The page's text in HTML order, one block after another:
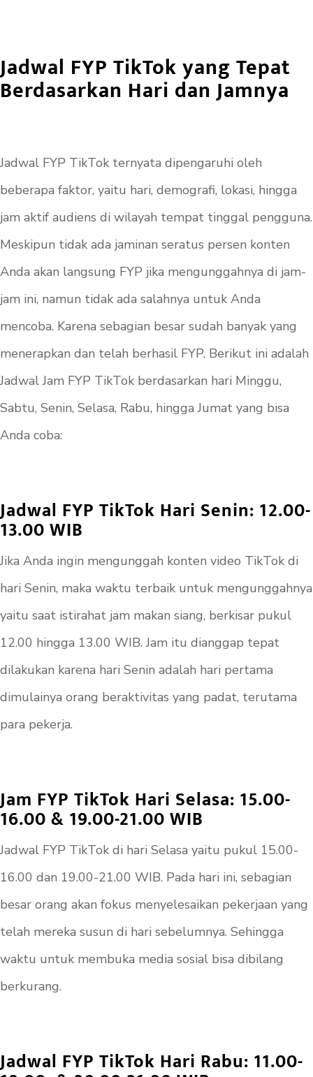
Jadwal FYP TikTok yang Tepat
Berdasarkan Hari dan Jamnya
Jadwal FYP TikTok ternyata dipengaruhi oleh
beberapa faktor, yaitu hari, demografi, lokasi, hingga
jam aktif audiens di wilayah tempat tinggal pengguna.
Meskipun tidak ada jaminan seratus persen konten
Anda akan langsung FYP jika mengunggahnya di jam-
jam ini, namun tidak ada salahnya untuk Anda
mencoba. Karena sebagian besar sudah banyak yang
menerapkan dan telah berhasil FYP. Berikut ini adalah
Jadwal Jam FYP TikTok berdasarkan hari Minggu,
Sabtu, Senin, Selasa, Rabu, hingga Jumat yang bisa
Anda coba:
Jadwal FYP TikTok Hari Senin: 12.00-
13.00 WIB
Jika Anda ingin mengunggah konten video TikTok di
hari Senin, maka waktu terbaik untuk mengunggahnya
yaitu saat istirahat jam makan siang, berkisar pukul
12.00 hingga 13.00 WIB. Jam itu dianggap tepat
dilakukan karena hari Senin adalah hari pertama
dimulainya orang beraktivitas yang padat, terutama
para pekerja.
Jam FYP TikTok Hari Selasa: 15.00-
16.00 & 19.00-21.00 WIB
Jadwal FYP TikTok di hari Selasa yaitu pukul 15.00-
16.00 dan 19.00-21.00 WIB. Pada hari ini, sebagian
besar orang akan fokus menyelesaikan pekerjaan yang
telah mereka susun di hari sebelumnya. Sehingga
waktu untuk membuka media sosial bisa dibilang
berkurang.
Jadwal FYP TikTok Hari Rabu: 11.00-